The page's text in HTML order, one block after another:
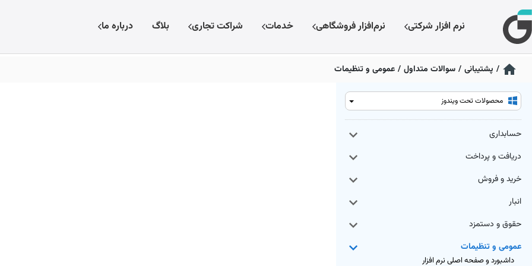
نرم افزار شرکتی نرم‌افزار فروشگاهی خدمات شراکت تجاری بلاگ درباره ما
/ پشتیبانی / سوالات متداول / عمومی و تنظیمات
محصولات تحت ویندوز
حسابداری
دریافت و پرداخت
خرید و فروش
انبار
حقوق و دستمزد
عمومی و تنظیمات
داشبورد و صفحه اصلی نرم افزار